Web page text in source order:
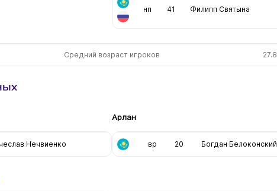
нп 41 Филипп Святына
Средний возраст игроков 27.8
Нечвиенко
Арлан
вр 20 Богдан Белоконский